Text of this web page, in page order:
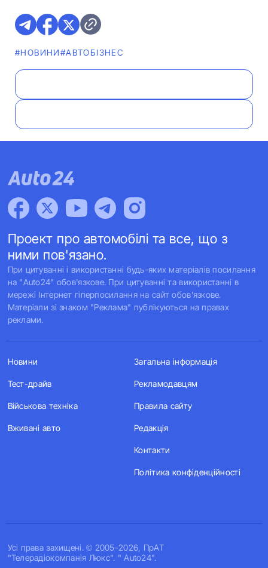
#НОВИНИ#АВТОБІЗНЕС
Проект про автомобілі та все, що з
ними пов'язано.
При цитуванні і використанні будь-яких матеріалів посилання
на "Auto24" обов'язкове. При цитуванні та використанні в
мережі Інтернет гіперпосилання на сайт обов'язкове.
Матеріали зі знаком "Реклама" публікуються на правах
реклами.
Усi права захищенi. © 2005-2026, ПрАТ
"Телерадіокомпанія Люкс". " Auto24".
Новини
Тест-драйв
Військова техніка
Вживані авто
Загальна інформація
Рекламодавцям
Правила сайту
Редакція
Контакти
Політика конфіденційності